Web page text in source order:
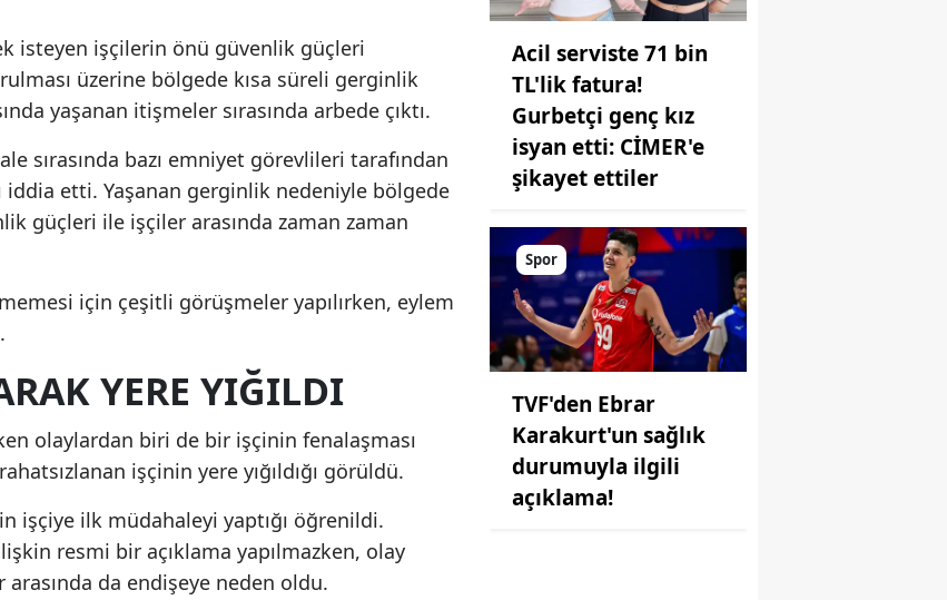
isteyen işçilerin önü güvenlik güçleri
üzerine bölgede kısa süreli gerginlik
yaşanan itişmeler sırasında arbede çıktı.
sırasında bazı emniyet görevlileri tarafından
iddia etti. Yaşanan gerginlik nedeniyle bölgede
güçleri ile işçiler arasında zaman zaman
için çeşitli görüşmeler yapılırken, eylem
YERE YIĞILDI
olaylardan biri de bir işçinin fenalaşması
işçinin yere yığıldığı görüldü.
işçiye ilk müdahaleyi yaptığı öğrenildi.
resmi bir açıklama yapılmazken, olay
da endişeye neden oldu.
Acil serviste 71 bin
TL'lik fatura!
Gurbetçi genç kız
isyan etti: CİMER'e
şikayet ettiler
Spor
TVF'den Ebrar
Karakurt'un sağlık
durumuyla ilgili
açıklama!